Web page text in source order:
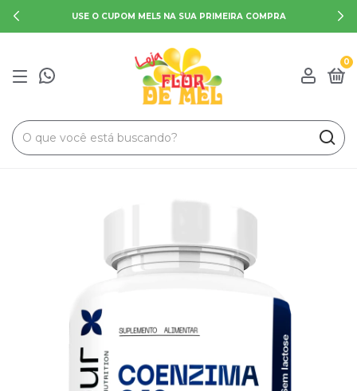
USE O CUPOM MEL5 NA SUA PRIMEIRA COMPRA
0